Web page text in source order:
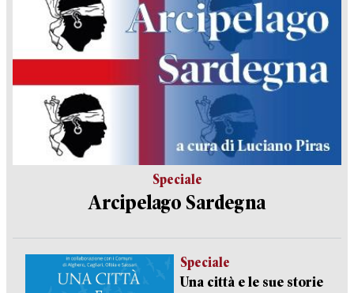
Speciale
Arcipelago Sardegna
Speciale
Una città e le sue storie